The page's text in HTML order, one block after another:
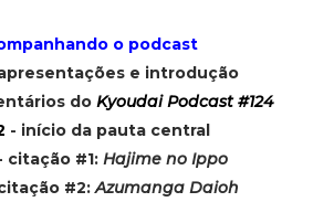
o podcast
e introdução
doKyoudai Podcast #124
- início da pauta central
citação #1: Hajime no Ippo
#2:Azumanga Daioh